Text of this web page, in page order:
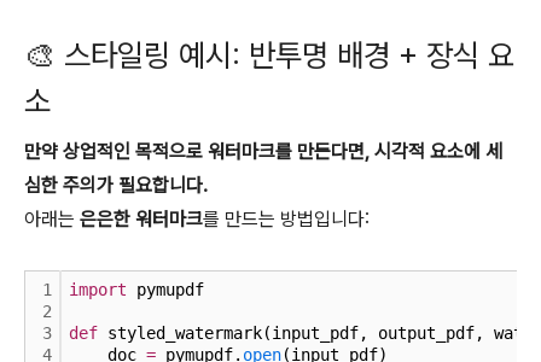
🎨 스타일링 예시: 반투명 배경 + 장식 요
소
만약 상업적인 목적으로 워터마크를 만든다면, 시각적 요소에 세
심한 주의가 필요합니다.
아래는 은은한 워터마크를 만드는 방법입니다:
1
2
3
4
import pymupdf
def styled_watermark(input_pdf, output_pdf,
doc = pymupdf. open(input_pdf)